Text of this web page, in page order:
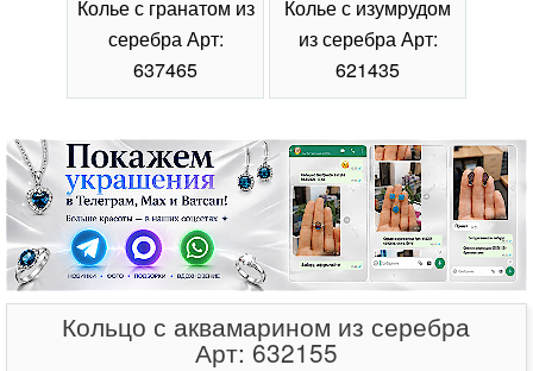
Колье с гранатом из
серебра Арт:
637465
Колье с изумрудом
из серебра Арт:
621435
Кольцо с аквамарином из серебра
Арт: 632155